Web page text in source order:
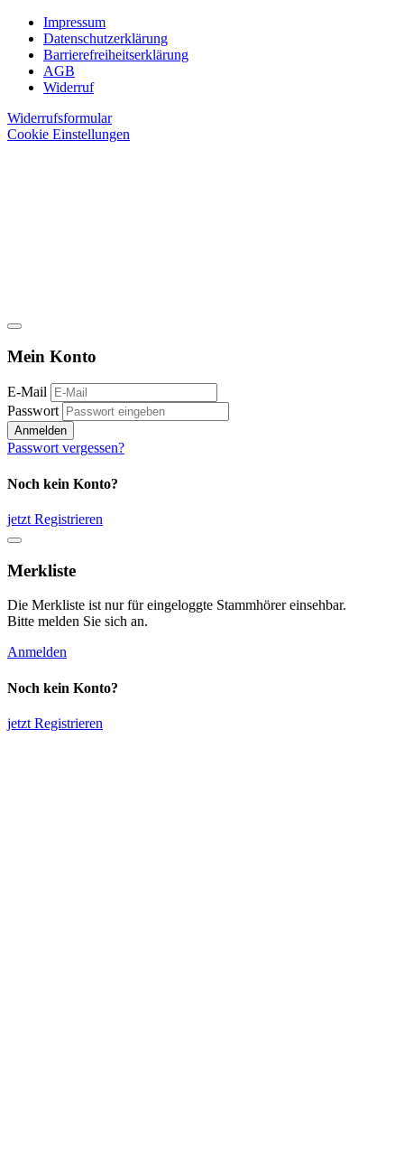
Impressum
Datenschutzerklärung
Barrierefreiheitserklärung
AGB
Widerruf
Widerrufsformular
Cookie Einstellungen
Mein Konto
E-Mail
Passwort
Anmelden
Passwort vergessen?
Noch kein Konto?
jetzt Registrieren
Merkliste
Die Merkliste ist nur für eingeloggte Stammhörer einsehbar.
Bitte melden Sie sich an.
Anmelden
Noch kein Konto?
jetzt Registrieren